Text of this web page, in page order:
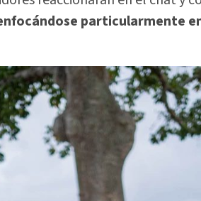
particularmente